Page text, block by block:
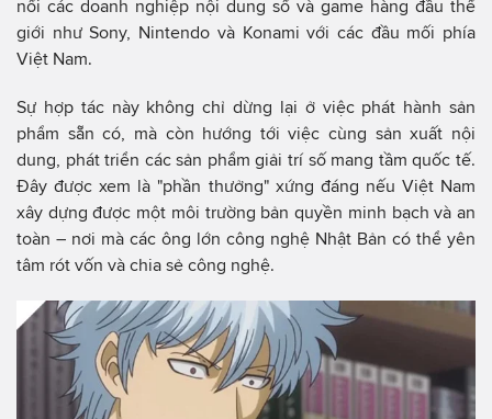
nối các doanh nghiệp nội dung số và game hàng đầu thế
giới như Sony, Nintendo và Konami với các đầu mối phía
Việt Nam.
Sự hợp tác này không chỉ dừng lại ở việc phát hành sản
phẩm sẵn có, mà còn hướng tới việc cùng sản xuất nội
dung, phát triển các sản phẩm giải trí số mang tầm quốc tế.
Đây được xem là "phần thưởng" xứng đáng nếu Việt Nam
xây dựng được một môi trường bản quyền minh bạch và an
toàn – nơi mà các ông lớn công nghệ Nhật Bản có thể yên
tâm rót vốn và chia sẻ công nghệ.